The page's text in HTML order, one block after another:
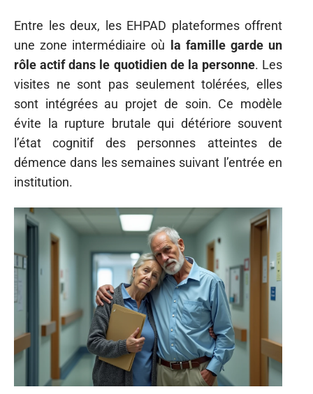
Entre les deux, les EHPAD plateformes offrent
une zone intermédiaire où la famille garde un
rôle actif dans le quotidien de la personne. Les
visites ne sont pas seulement tolérées, elles
sont intégrées au projet de soin. Ce modèle
évite la rupture brutale qui détériore souvent
l’état cognitif des personnes atteintes de
démence dans les semaines suivant l’entrée en
institution.